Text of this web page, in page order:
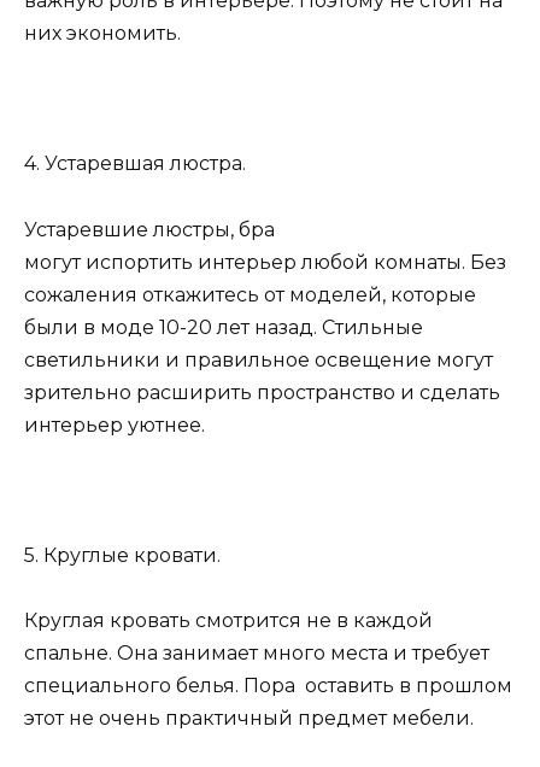
них экономить.
4. Устаревшая люстра.
Устаревшие люстры, бра
могут испортить интерьер любой комнаты. Без
сожаления откажитесь от моделей, которые
были в моде 10-20 лет назад. Стильные
светильники и правильное освещение могут
зрительно расширить пространство и сделать
интерьер уютнее.
5. Круглые кровати.
Круглая кровать смотрится не в каждой
спальне. Она занимает много места и требует
специального белья. Пора оставить в прошлом
этот не очень практичный предмет мебели.